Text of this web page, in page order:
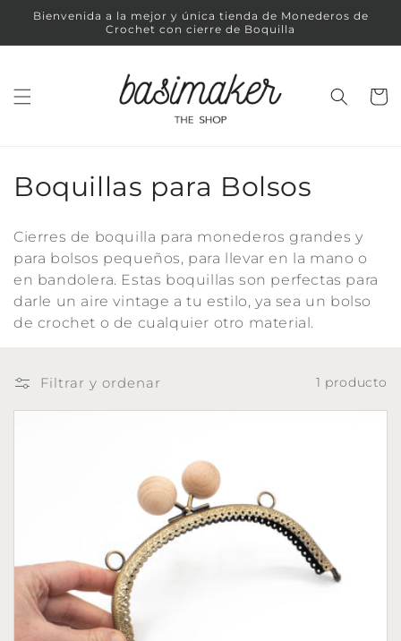
directamente
Bienvenida a la mejor y única tienda de Monederos de
Crochet con cierre de Boquilla
Carrito
C
l
e
c
i
Boquillas para Bolsos
Cierres de boquilla para monederos grandes y
para bolsos pequeños, para llevar en la mano o
en bandolera. Estas boquillas son perfectas para
darle un aire vintage a tu estilo, ya sea un bolso
de crochet o de cualquier otro material.
Filtrar y ordenar 1 producto